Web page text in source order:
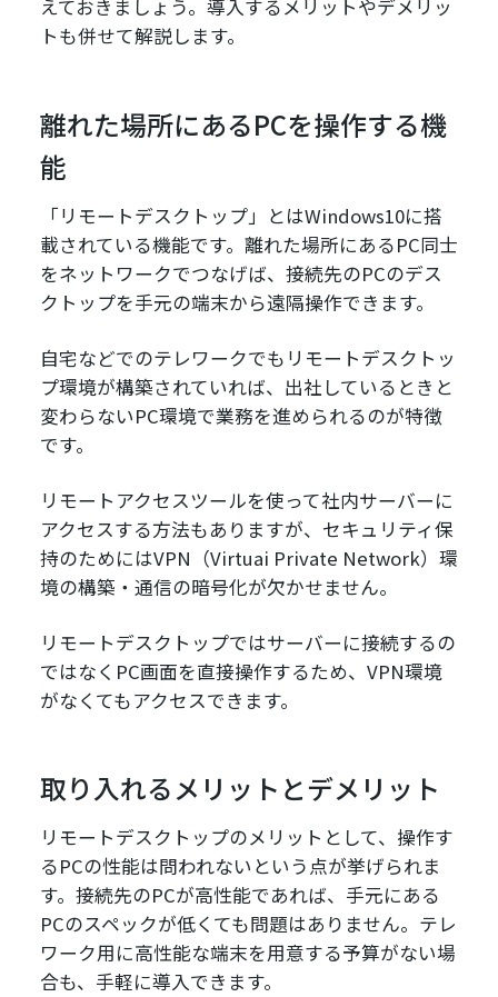
えておきましょう。導入するメリットやデメリッ
トも併せて解説します。
離れた場所にあるPCを操作する機
能
「リモートデスクトップ」とはWindows10に搭
載されている機能です。離れた場所にあるPC同士
をネットワークでつなげば、接続先のPCのデス
クトップを手元の端末から遠隔操作できます。
自宅などでのテレワークでもリモートデスクトッ
プ環境が構築されていれば、出社しているときと
変わらないPC環境で業務を進められるのが特徴
です。
リモートアクセスツールを使って社内サーバーに
アクセスする方法もありますが、セキュリティ保
持のためにはVPN（Virtuai Private Network）環
境の構築・通信の暗号化が欠かせません。
リモートデスクトップではサーバーに接続するの
ではなくPC画面を直接操作するため、VPN環境
がなくてもアクセスできます。
取り入れるメリットとデメリット
リモートデスクトップのメリットとして、操作す
るPCの性能は問われないという点が挙げられま
す。接続先のPCが高性能であれば、手元にある
PCのスペックが低くても問題はありません。テレ
ワーク用に高性能な端末を用意する予算がない場
合も、手軽に導入できます。